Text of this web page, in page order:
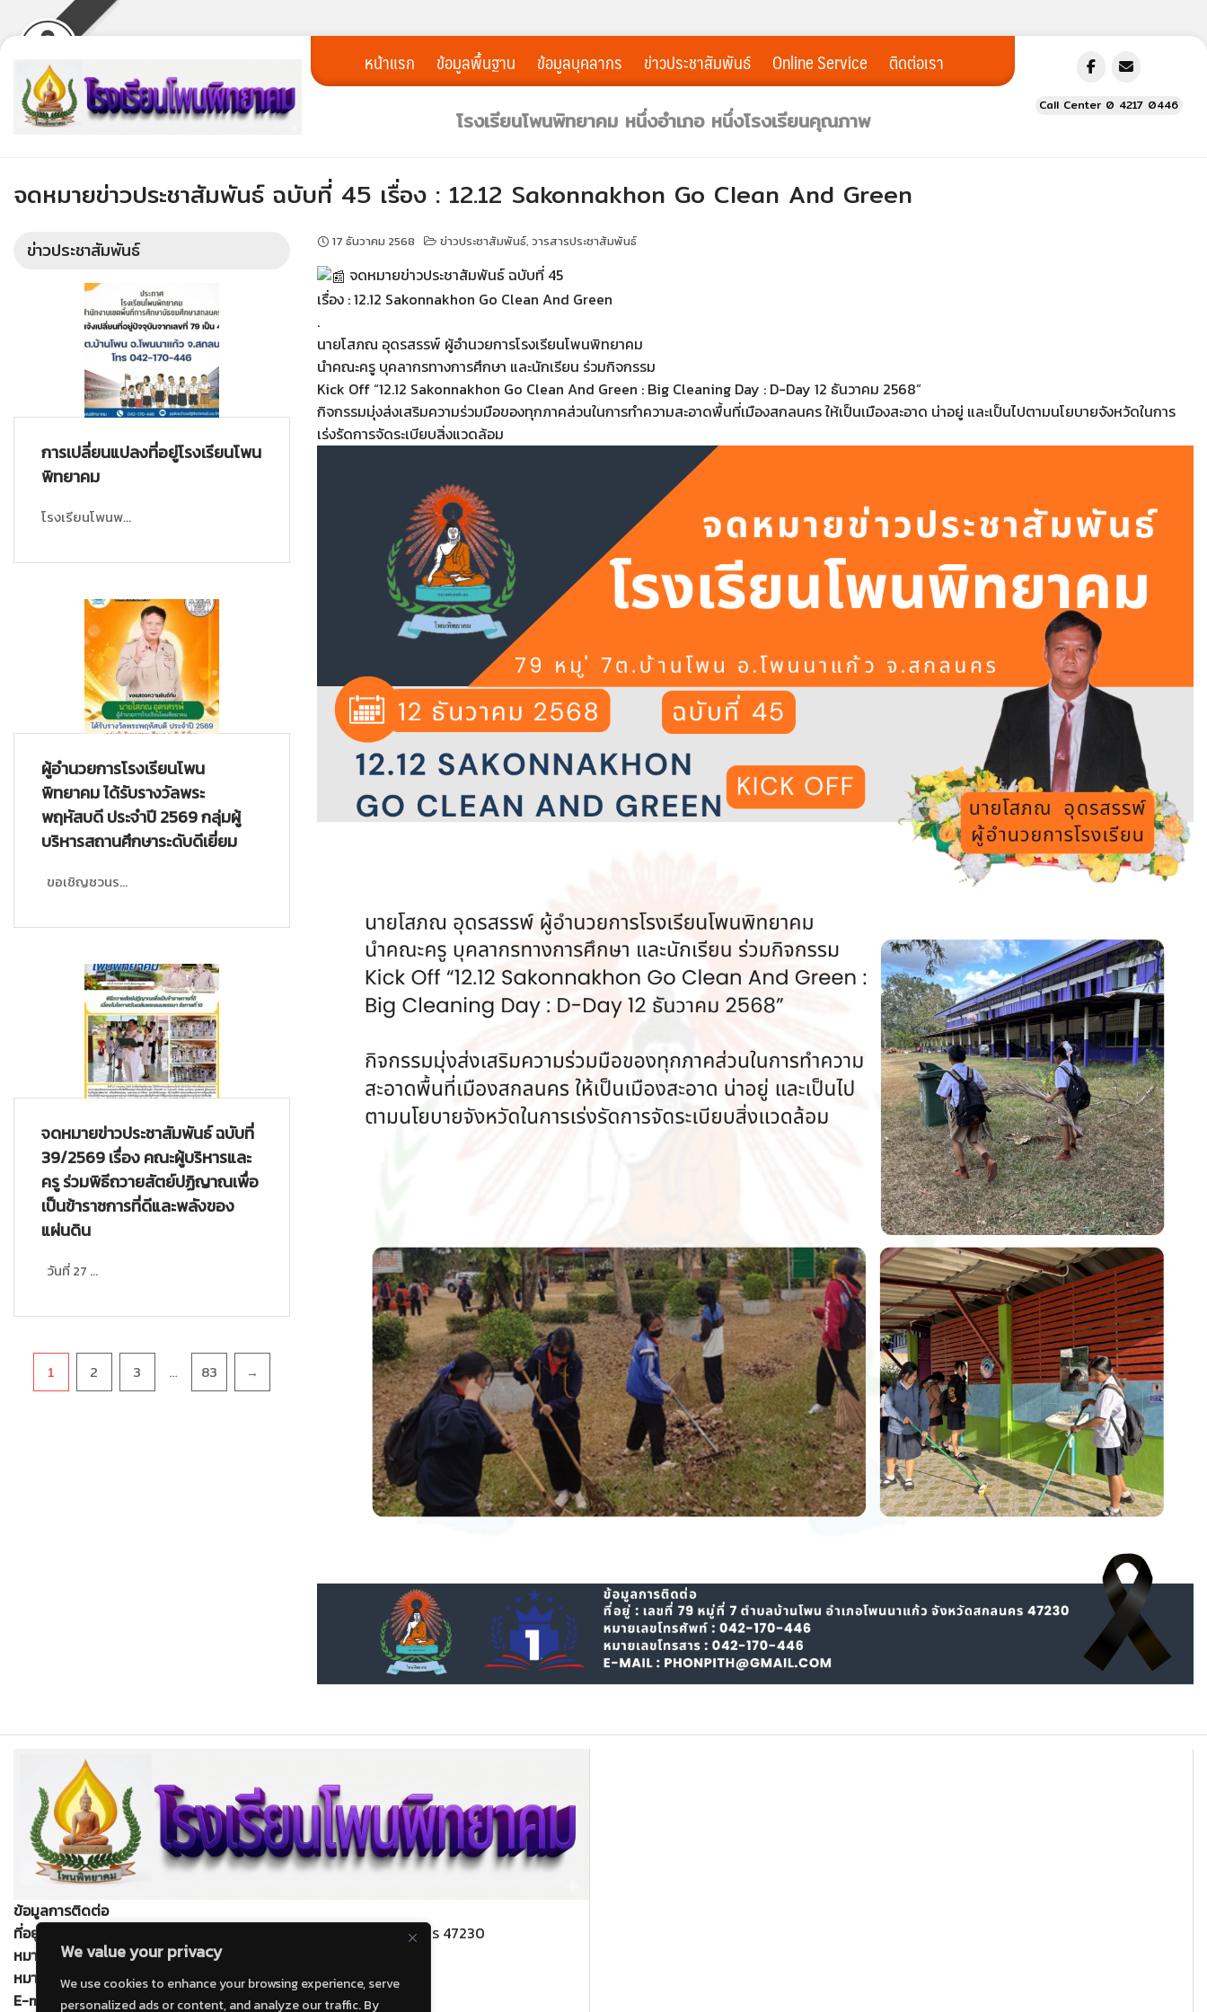
We value your privacy
We use cookies to enhance your browsing experience, serve
personalized ads or content, and analyze our traffic. By
content
หน้าแรก ข้อมูลพื้นฐาน ข้อมูลบุคลากร ข่าวประชาสัมพันธ์ Online Service ติดต่อเรา
โรงเรียนโพนพิทยาคม หนึ่งอำเภอ หนึ่งโรงเรียนคุณภาพ
Call Center 0 4217 0446
จดหมายข่าวประชาสัมพันธ์ ฉบับที่ 45 เรื่อง : 12.12 Sakonnakhon Go Clean And Green
17 ธันวาคม 2568 ข่าวประชาสัมพันธ์, วารสารประชาสัมพันธ์
จดหมายข่าวประชาสัมพันธ์ ฉบับที่ 45
เรื่อง : 12.12 Sakonnakhon Go Clean And Green
.
นายโสภณ อุดรสรรพ์ ผู้อำนวยการโรงเรียนโพนพิทยาคม
นำคณะครู บุคลากรทางการศึกษา และนักเรียน ร่วมกิจกรรม
Kick Off “12.12 Sakonnakhon Go Clean And Green : Big Cleaning Day : D-Day 12 ธันวาคม 2568”
กิจกรรมมุ่งส่งเสริมความร่วมมือของทุกภาคส่วนในการทำความสะอาดพื้นที่เมืองสกลนคร ให้เป็นเมืองสะอาด น่าอยู่ และเป็นไปตามนโยบายจังหวัดในการ
เร่งรัดการจัดระเบียบสิ่งแวดล้อม
ข่าวประชาสัมพันธ์
การเปลี่ยนแปลงที่อยู่โรงเรียนโพน
พิทยาคม
โรงเรียนโพนพ...
ผู้อำนวยการโรงเรียนโพน
พิทยาคม ได้รับรางวัลพระ
พฤหัสบดี ประจำปี 2569 กลุ่มผู้
บริหารสถานศึกษาระดับดีเยี่ยม
ขอเชิญชวนร...
จดหมายข่าวประชาสัมพันธ์ ฉบับที่
39/2569 เรื่อง คณะผู้บริหารและ
ครู ร่วมพิธีถวายสัตย์ปฏิญาณเพื่อ
เป็นข้าราชการที่ดีและพลังของ
แผ่นดิน
วันที่ 27 ...
Pagination
1 2 3 … 83 →
ข้อมูลการติดต่อ
ที่อยู่ : เลขที่ 499 หมู่ที่ 7 ตำบลบ้านโพน อำเภอโพนนาแก้ว จังหวัดสกลนคร 47230
หมายเลขโทรศัพท์: 0 4217 0446
หมายเลขโทรสาร: 0 4217 0446
E-mail
: ppkschool@hotmail.co.th